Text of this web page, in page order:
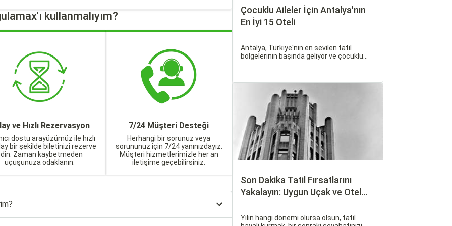
kullanmalıyım?
ve Hızlı Rezervasyon
dostu arayüzümüz ile hızlı
bir şekilde biletinizi rezerve
Zaman kaybetmeden
uçuşunuza odaklanın.
7/24 Müşteri Desteği
Herhangi bir sorunuz veya
sorununuz için 7/24 yanınızdayız.
Müşteri hizmetlerimizle her an
iletişime geçebilirsiniz.
Çocuklu Aileler İçin Antalya'nın
En İyi 15 Oteli
Antalya, Türkiye'nin en sevilen tatil
bölgelerinin başında geliyor ve çocuklu
geçirmenizi sağlayacak en iyi antalya
çocuklu aile oteli seçeneklerini bir araya
Son Dakika Tatil Fırsatlarını
Yakalayın: Uygun Uçak ve Otel
Yılın hangi dönemi olursa olsun, tatil